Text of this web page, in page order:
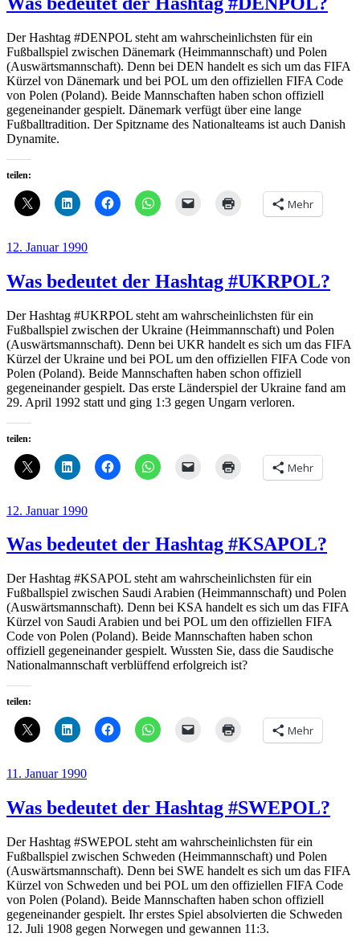
Der Hashtag #DENPOL steht am wahrscheinlichsten für ein
Fußballspiel zwischen Dänemark (Heimmannschaft) und Polen
(Auswärtsmannschaft). Denn bei DEN handelt es sich um das FIFA
Kürzel von Dänemark und bei POL um den offiziellen FIFA Code
von Polen (Poland). Beide Mannschaften haben schon offiziell
gegeneinander gespielt. Dänemark verfügt über eine lange
Fußballtradition. Der Spitzname des Nationalteams ist auch Danish
Dynamite.
teilen:
Mehr
Veröffentlicht
12. Januar 1990
Was bedeutet der Hashtag #UKRPOL?
Der Hashtag #UKRPOL steht am wahrscheinlichsten für ein
Fußballspiel zwischen der Ukraine (Heimmannschaft) und Polen
(Auswärtsmannschaft). Denn bei UKR handelt es sich um das FIFA
Kürzel der Ukraine und bei POL um den offiziellen FIFA Code von
Polen (Poland). Beide Mannschaften haben schon offiziell
gegeneinander gespielt. Das erste Länderspiel der Ukraine fand am
29. April 1992 statt und ging 1:3 gegen Ungarn verloren.
teilen:
Mehr
Veröffentlicht
12. Januar 1990
Was bedeutet der Hashtag #KSAPOL?
Der Hashtag #KSAPOL steht am wahrscheinlichsten für ein
Fußballspiel zwischen Saudi Arabien (Heimmannschaft) und Polen
(Auswärtsmannschaft). Denn bei KSA handelt es sich um das FIFA
Kürzel von Saudi Arabien und bei POL um den offiziellen FIFA
Code von Polen (Poland). Beide Mannschaften haben schon
offiziell gegeneinander gespielt. Wussten Sie, dass die Saudische
Nationalmannschaft verblüffend erfolgreich ist?
teilen:
Mehr
Veröffentlicht
11. Januar 1990
Was bedeutet der Hashtag #SWEPOL?
Der Hashtag #SWEPOL steht am wahrscheinlichsten für ein
Fußballspiel zwischen Schweden (Heimmannschaft) und Polen
(Auswärtsmannschaft). Denn bei SWE handelt es sich um das FIFA
Kürzel von Schweden und bei POL um den offiziellen FIFA Code
von Polen (Poland). Beide Mannschaften haben schon offiziell
gegeneinander gespielt. Ihr erstes Spiel absolvierten die Schweden
12. Juli 1908 gegen Norwegen und gewannen 11:3.